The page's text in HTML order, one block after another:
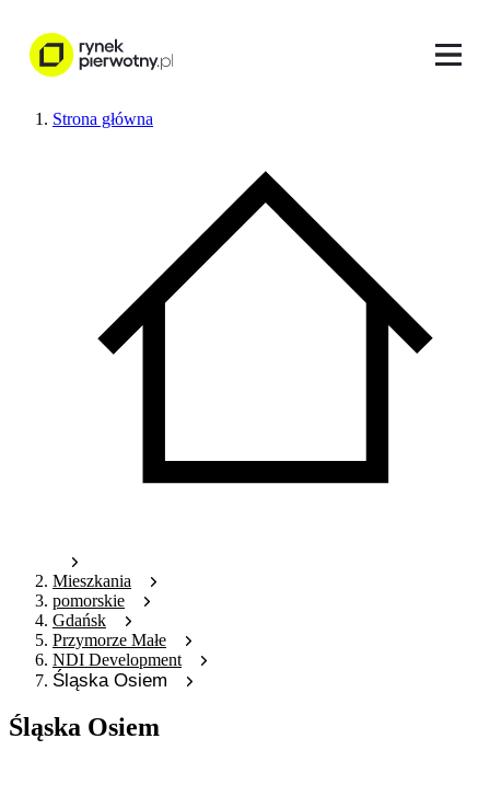
Strona główna
Mieszkania
pomorskie
Gdańsk
Przymorze Małe
NDI Development
Śląska Osiem
Śląska Osiem